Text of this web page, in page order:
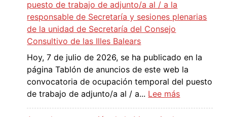
a
c
o
n
o
c
a
t
l
u
c
i
ó
n
d
e
f
o
p
u
e
t
a
d
e
r
puesto de trabajo de adjunto/a al / a la
responsable de Secretaría y sesiones plenarias
de la unidad de Secretaría del Consejo
Consultivo de las Illes Balears
Hoy, 7 de julio de 2026, se ha publicado en la
página Tablón de anuncios de este web la
convocatoria de ocupación temporal del puesto
de trabajo de adjunto/a al / a... Lee más: